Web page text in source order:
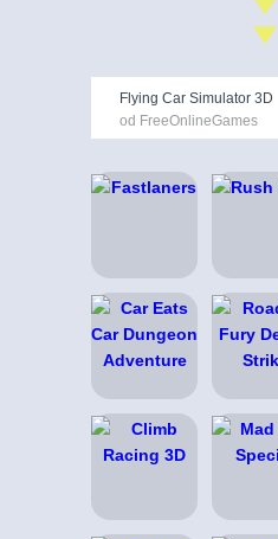
Flying Car Simulator 3D
od FreeOnlineGames